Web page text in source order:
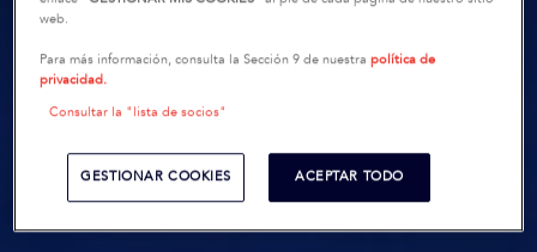
web.
Para más información, consulta la Sección 9 de nuestrapolítica de
privacidad.
Consultar la "lista de socios"
GESTIONAR COOKIES ACEPTAR TODO